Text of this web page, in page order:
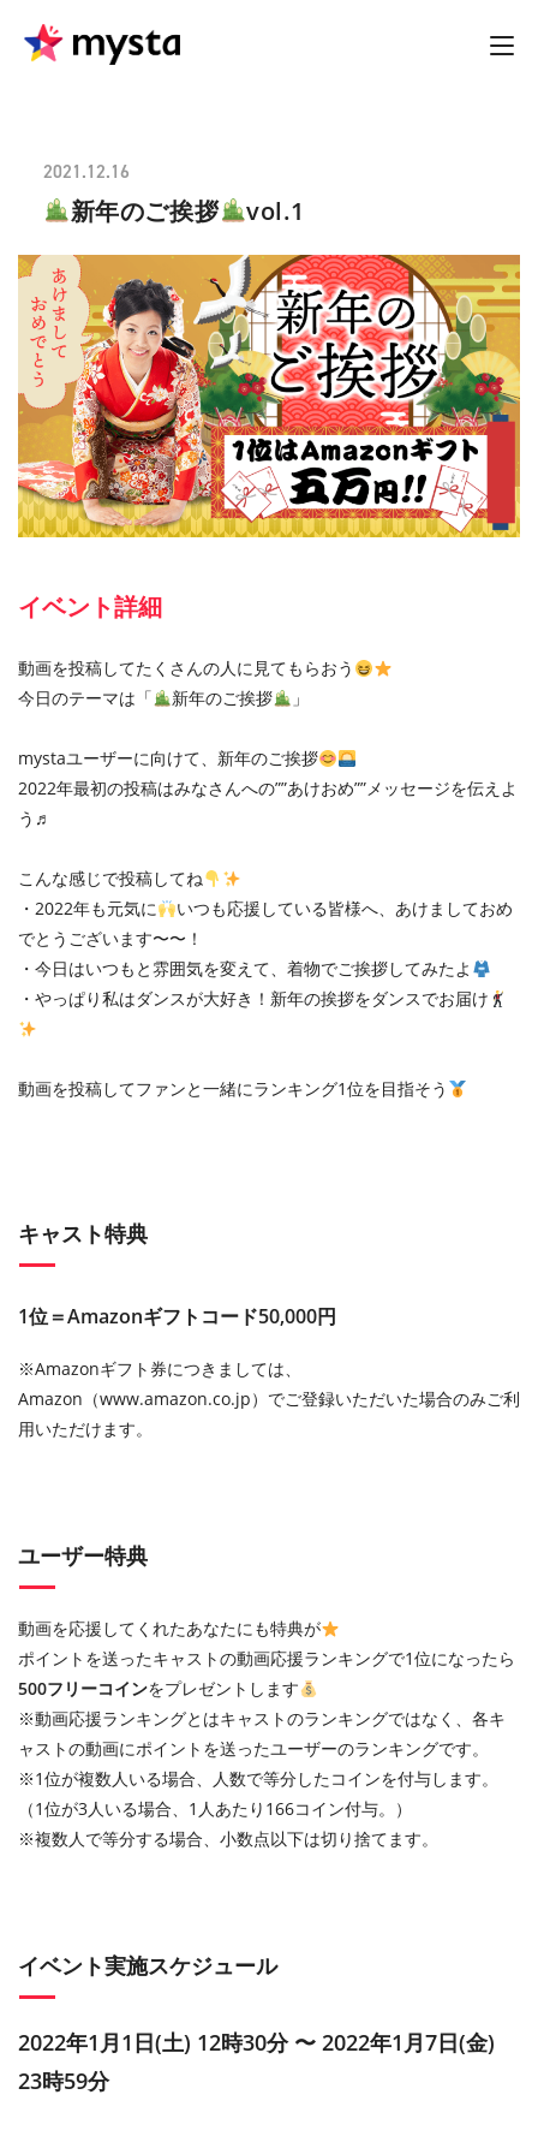
2021.12.16
新年のご挨拶 vol.1
イベント詳細
動画を投稿してたくさんの人に見てもらおう
今日のテーマは「
新年のご挨拶 」
mystaユーザーに向けて、新年のご挨拶
2022年最初の投稿はみなさんへの””あけおめ””メッセージを伝えよ
う♬
こんな感じで投稿してね
・2022年も元気に
いつも応援している皆様へ、あけましておめ
でとうございます〜〜！
・今日はいつもと雰囲気を変えて、着物でご挨拶してみたよ
・やっぱり私はダンスが大好き！新年の挨拶をダンスでお届け
動画を投稿してファンと一緒にランキング1位を目指そう
キャスト特典
1位＝Amazonギフトコード50,000円
※Amazonギフト券につきましては、
Amazon（www.amazon.co.jp）でご登録いただいた場合のみご利
用いただけます。
ユーザー特典
動画を応援してくれたあなたにも特典が
ポイントを送ったキャストの動画応援ランキングで1位になったら
500フリーコインをプレゼントします
※動画応援ランキングとはキャストのランキングではなく、各キ
ャストの動画にポイントを送ったユーザーのランキングです。
※1位が複数人いる場合、人数で等分したコインを付与します。
（1位が3人いる場合、1人あたり166コイン付与。）
※複数人で等分する場合、小数点以下は切り捨てます。
イベント実施スケジュール
2022年1月1日(土) 12時30分 〜 2022年1月7日(金)
23時59分